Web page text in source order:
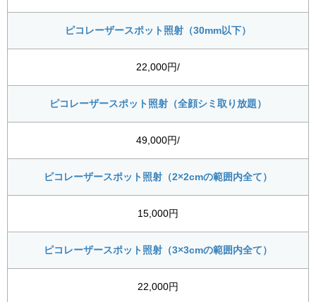
ピコレーザースポット照射（30mm以下）
22,000円/
ピコレーザースポット照射（全顔シミ取り放題）
49,000円/
ピコレーザースポット照射（2×2cmの範囲内全て）
15,000円
ピコレーザースポット照射（3×3cmの範囲内全て）
22,000円